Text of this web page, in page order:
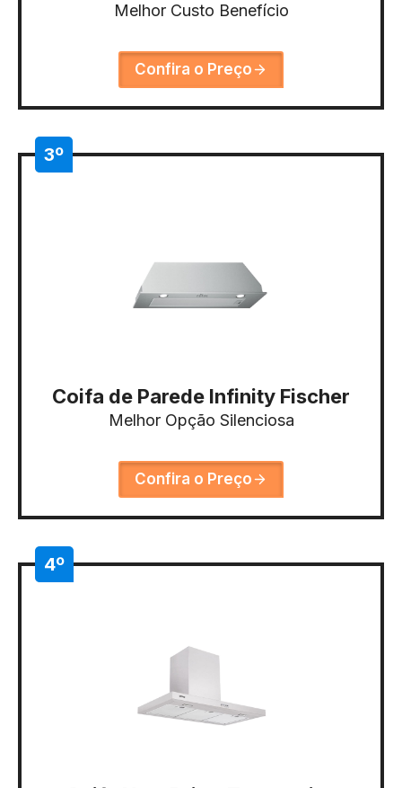
Melhor Custo Benefício
Confira o Preço
3º
Coifa de Parede Infinity Fischer
Melhor Opção Silenciosa
Confira o Preço
4º